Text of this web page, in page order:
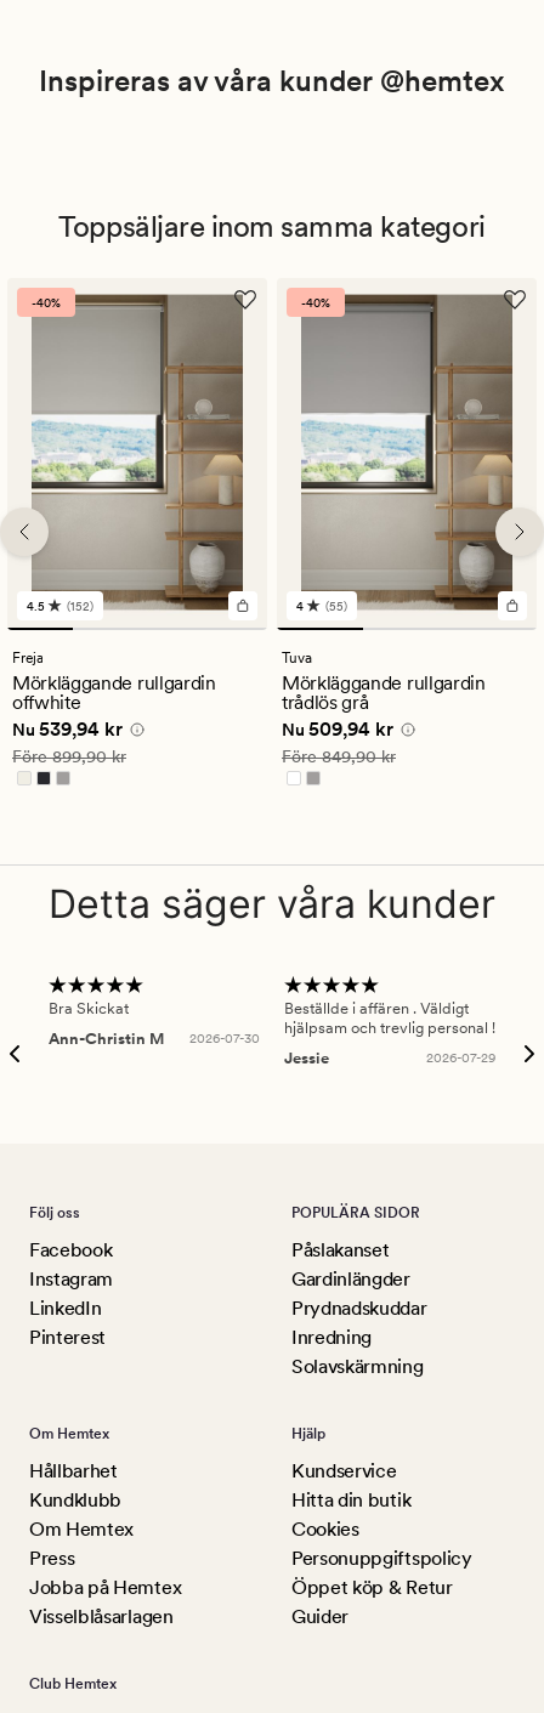
Inspireras av våra kunder @hemtex
Toppsäljare inom samma kategori
-40%
152
omdömen
med
ett
genomsnittligt
betyg
på
4.5
4.5 (152)
Freja
Mörkläggande rullgardin
offwhite
Nuvarande pris
Nu 539,94 kr
Ordinarie pris 899,90 kr
Före899,90 kr
-40%
55
omdömen
med
ett
genomsnittligt
betyg
på
4
4 (55)
Tuva
Mörkläggande rullgardin
trådlös grå
Nuvarande pris
Nu 509,94 kr
Ordinarie pris 849,90 kr
Före849,90 kr
Detta säger våra kunder
Bra Skickat
Ann-Christin M
2026-07-30
Beställde i affären . Väldigt
hjälpsam och trevlig personal !
Jessie
2026-07-29
Följ oss
Facebook
Instagram
LinkedIn
Pinterest
POPULÄRA SIDOR
Påslakanset
Gardinlängder
Prydnadskuddar
Inredning
Solavskärmning
Om Hemtex
Hållbarhet
Kundklubb
Om Hemtex
Press
Jobba på Hemtex
Visselblåsarlagen
Hjälp
Kundservice
Hitta din butik
Cookies
Personuppgiftspolicy
Öppet köp & Retur
Guider
Club Hemtex